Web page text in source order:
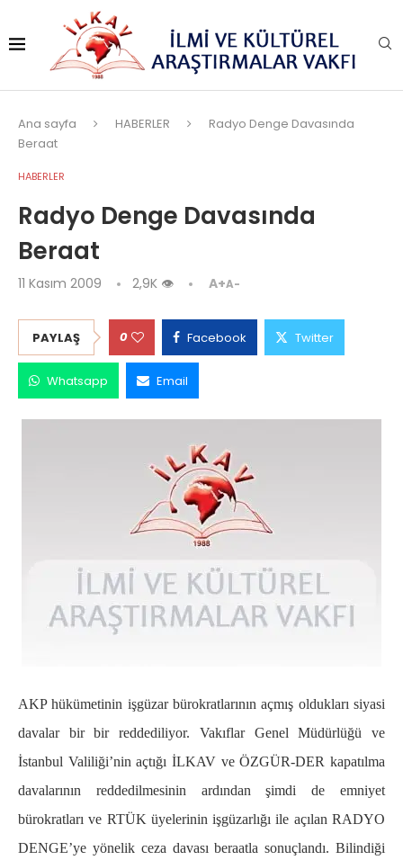
Ana sayfa HABERLER
Radyo Denge Davasında
Beraat
HABERLER
Radyo Denge Davasında
Beraat
11 Kasım 2009 2,9K 👁 A+A-
PAYLAŞ 0 Facebook Twitter
Whatsapp Email
AKP hükümetinin işgüzar bürokratlarının açmış oldukları siyasi
davalar bir bir reddediliyor. Vakıflar Genel Müdürlüğü ve
İstanbul Valiliği’nin açtığı İLKAV ve ÖZGÜR-DER kapatılma
davalarının reddedilmesinin ardından şimdi de emniyet
bürokratları ve RTÜK üyelerinin işgüzarlığı ile açılan RADYO
DENGE’ye yönelik ceza davası beraatla sonuçlandı. Bilindiği